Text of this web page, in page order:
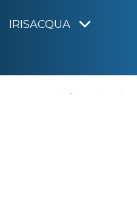
IRISACQUA
Informativa privacy